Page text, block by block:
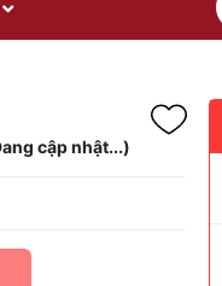
cập nhật...)